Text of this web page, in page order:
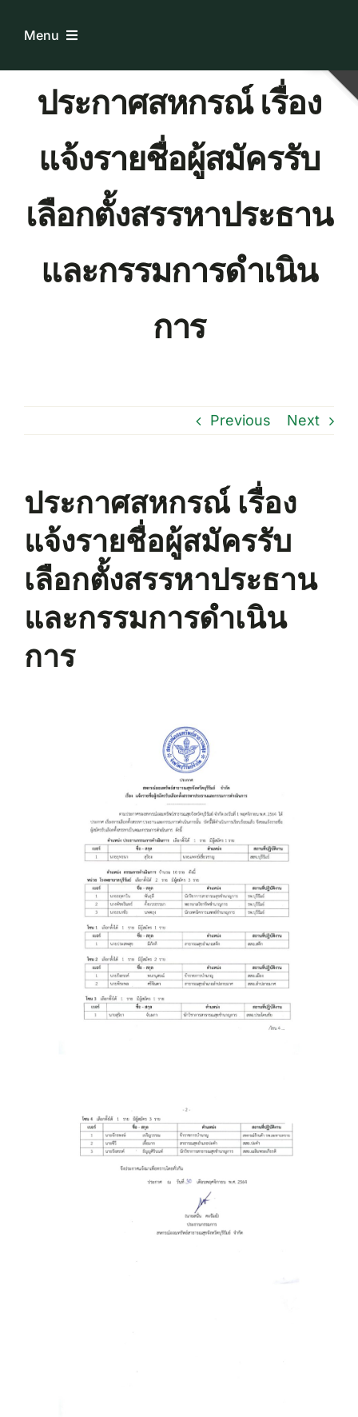
Menu
Home
ระบบบริการสมาชิก
เกี่ยวกับเรา
ประกาศสหกรณ์ เรื่อง
แจ้งรายชื่อผู้สมัครรับ
เลือกตั้งสรรหาประธาน
และกรรมการดำเนิน
การ
Previous Next
ประกาศสหกรณ์ เรื่อง
แจ้งรายชื่อผู้สมัครรับ
เลือกตั้งสรรหาประธาน
และกรรมการดำเนิน
การ